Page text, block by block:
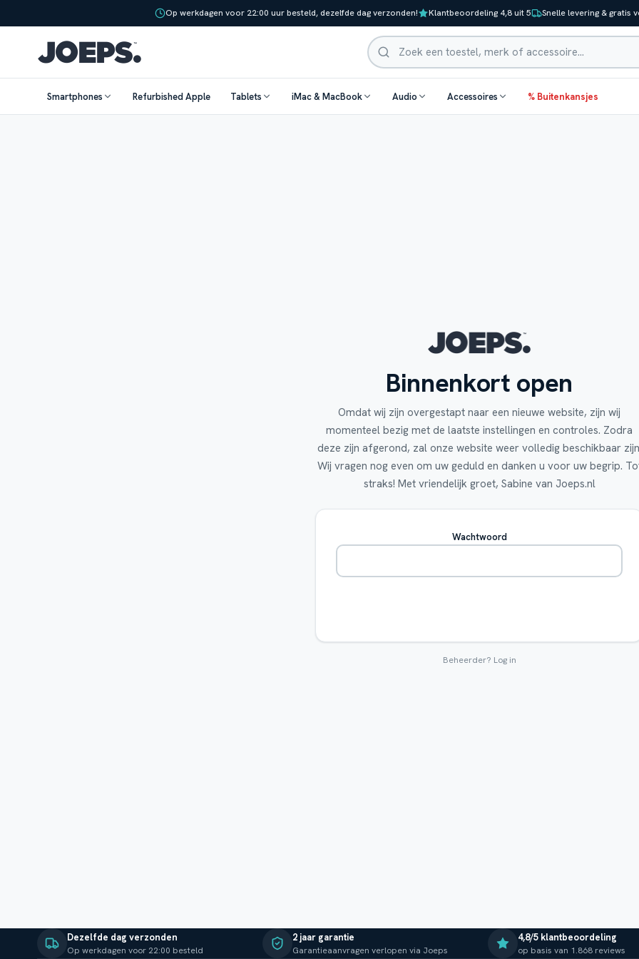
Op werkdagen voor 22:00 uur besteld, dezelfde dag verzonden! Klantbeoordeling 4,8 uit 5 Snelle levering & gratis
Zoeken
Smartphones Refurbished Apple Tablets iMac & MacBook Audio Accessoires % Buitenkansjes
Binnenkort open
Omdat wij zijn overgestapt naar een nieuwe website, zijn wij
momenteel bezig met de laatste instellingen en controles. Zodra
deze zijn afgerond, zal onze website weer volledig beschikbaar
Wij vragen nog even om uw geduld en danken u voor uw begrip.
straks! Met vriendelijk groet, Sabine van Joeps.nl
Wachtwoord
Beheerder? Log in
Dezelfde dag verzonden
Op werkdagen voor 22:00 besteld
2 jaar garantie
Garantieaanvragen verlopen via Joeps
4,8/5 klantbeoordeling
op basis van 1.868 reviews